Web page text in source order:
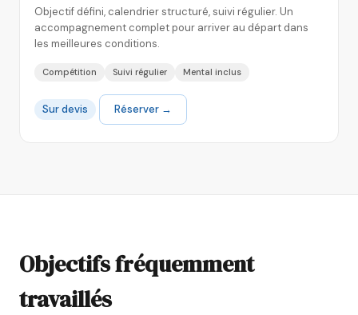
Objectif défini, calendrier structuré, suivi régulier. Un
accompagnement complet pour arriver au départ dans
les meilleures conditions.
Compétition Suivi régulier Mental inclus
Sur devis Réserver →
Objectifs fréquemment
travaillés